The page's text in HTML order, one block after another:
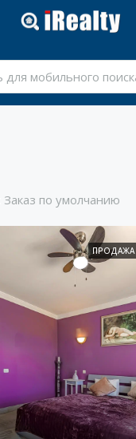
Заказ по умолчанию
ПРОДАЖА